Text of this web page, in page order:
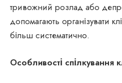
тривожний розлад або
допомагають організувати
більш систематично.
Особливості спілкування